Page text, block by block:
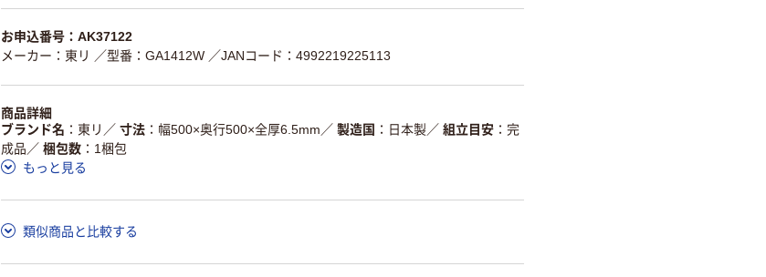
お申込番号：AK37122
メーカー：東リ ／型番：GA1412W ／JANコード：4992219225113
商品詳細
ブランド名
東リ ／ 寸法 幅500×奥行500×全厚6.5mm ／ 製造国 日本製／ 組立目安
完
成品 ／ 梱包数
1梱包
もっと見る
類似商品と比較する